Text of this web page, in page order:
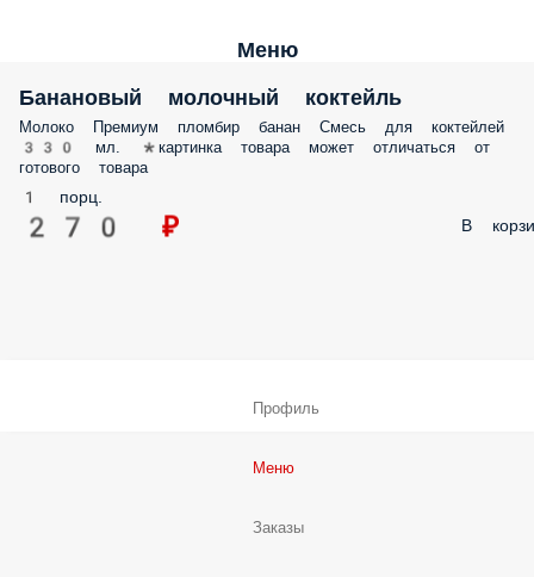
Меню
Банановый молочный коктейль
Молоко Премиум пломбир банан Смесь для коктейлей
330 мл. *картинка товара может отличаться от
готового товара
1 порц.
270 ₽ В
Профиль
Меню
Заказы